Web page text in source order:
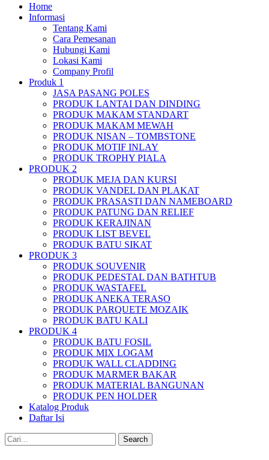
Home
Informasi
Tentang Kami
Cara Pemesanan
Hubungi Kami
Lokasi Kami
Company Profil
Produk 1
JASA PASANG POLES
PRODUK LANTAI DAN DINDING
PRODUK MAKAM STANDART
PRODUK MAKAM MEWAH
PRODUK NISAN – TOMBSTONE
PRODUK MOTIF INLAY
PRODUK TROPHY PIALA
PRODUK 2
PRODUK MEJA DAN KURSI
PRODUK VANDEL DAN PLAKAT
PRODUK PRASASTI DAN NAMEBOARD
PRODUK PATUNG DAN RELIEF
PRODUK KERAJINAN
PRODUK LIST BEVEL
PRODUK BATU SIKAT
PRODUK 3
PRODUK SOUVENIR
PRODUK PEDESTAL DAN BATHTUB
PRODUK WASTAFEL
PRODUK ANEKA TERASO
PRODUK PARQUETE MOZAIK
PRODUK BATU KALI
PRODUK 4
PRODUK BATU FOSIL
PRODUK MIX LOGAM
PRODUK WALL CLADDING
PRODUK MARMER BAKAR
PRODUK MATERIAL BANGUNAN
PRODUK PEN HOLDER
Katalog Produk
Daftar Isi
Search